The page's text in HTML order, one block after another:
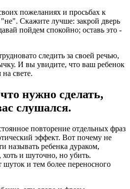
пожеланиях и просьбах к
"не". Скажите лучше: закрой дверь
пойдем спокойно; оставь это -
следить за своей речью,
И вы увидите, что ваш ребенок
свете.
нужно сделать,
слушался.
повторение отдельных фраз
эффект. Вот почему не
называть ребенка дураком,
и шуточно, но убить.
и тем более переносного